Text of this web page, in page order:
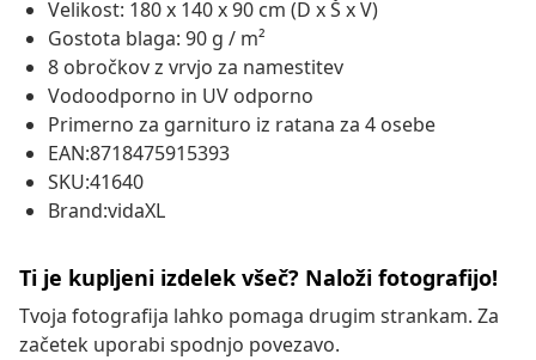
Velikost: 180 x 140 x 90 cm (D x Š x V)
Gostota blaga: 90 g / m²
8 obročkov z vrvjo za namestitev
Vodoodporno in UV odporno
Primerno za garnituro iz ratana za 4 osebe
EAN:8718475915393
SKU:41640
Brand:vidaXL
Ti je kupljeni izdelek všeč? Naloži fotografijo!
Tvoja fotografija lahko pomaga drugim strankam. Za
začetek uporabi spodnjo povezavo.